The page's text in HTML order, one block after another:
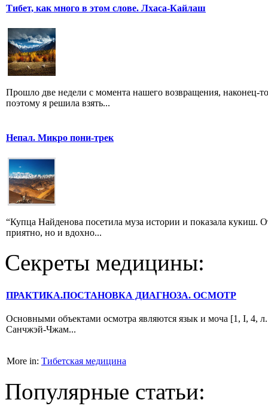
Тибет, как много в этом слове. Лхаса-Кайлаш
Прошло две недели с момента нашего возвращения, наконец-
поэтому я решила взять...
Непал. Микро пони-трек
“Купца Найденова посетила муза истории и показала кукиш.
приятно, но и вдохно...
Секреты медицины:
ПРАКТИКА.ПОСТАНОВКА ДИАГНОЗА. ОСМОТР
Основными объектами осмотра являются язык и моча [1, I, 4,
Санчжэй-Чжам...
More in: Тибетская медицина
Популярные статьи: